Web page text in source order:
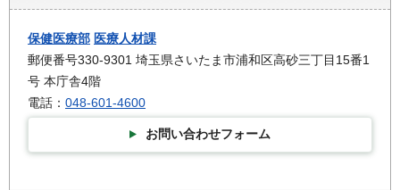
保健医療部 医療人材課
郵便番号330-9301 埼玉県さいたま市浦和区高砂三丁目15番1
号 本庁舎4階
電話： 048-601-4600
お問い合わせフォーム